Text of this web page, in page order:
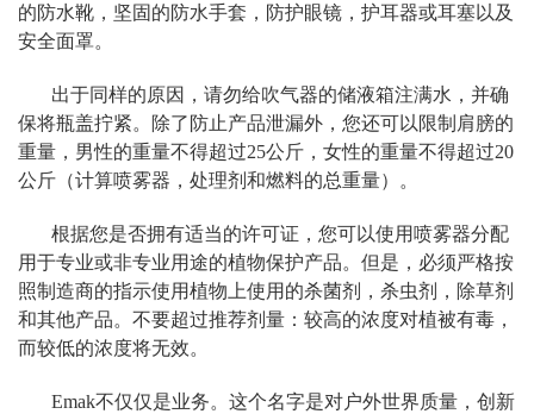
的防水靴，坚固的防水手套，防护眼镜，护耳器或耳塞以及
安全面罩。
出于同样的原因，请勿给吹气器的储液箱注满水，并确
保将瓶盖拧紧。除了防止产品泄漏外，您还可以限制肩膀的
重量，男性的重量不得超过25公斤，女性的重量不得超过20
公斤（计算喷雾器，处理剂和燃料的总重量）。
根据您是否拥有适当的许可证，您可以使用喷雾器分配
用于专业或非专业用途的植物保护产品。但是，必须严格按
照制造商的指示使用植物上使用的杀菌剂，杀虫剂，除草剂
和其他产品。不要超过推荐剂量：较高的浓度对植被有毒，
而较低的浓度将无效。
Emak不仅仅是业务。这个名字是对户外世界质量，创新